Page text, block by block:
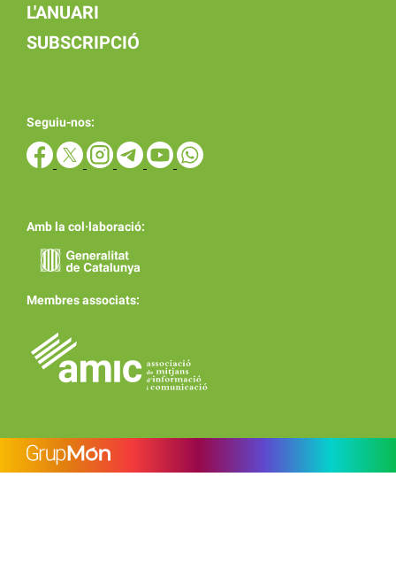
L'ANUARI
SUBSCRIPCIÓ
Seguiu-nos:
Amb la col·laboració:
Membres associats: